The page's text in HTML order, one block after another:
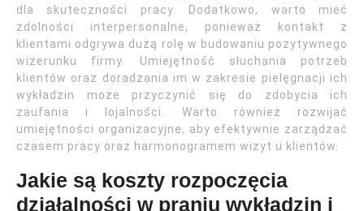
dla skuteczności pracy. Dodatkowo, warto mieć
zdolności interpersonalne, ponieważ kontakt z
klientami odgrywa dużą rolę w budowaniu pozytywnego
wizerunku firmy. Umiejętność słuchania potrzeb
klientów oraz doradzania im w zakresie pielęgnacji ich
wykładzin może przyczynić się do zdobycia ich
zaufania i lojalności. Warto również rozwijać
umiejętności organizacyjne, aby efektywnie zarządzać
czasem pracy oraz harmonogramem wizyt u klientów.
Jakie są koszty rozpoczęcia
działalności w praniu wykładzin i